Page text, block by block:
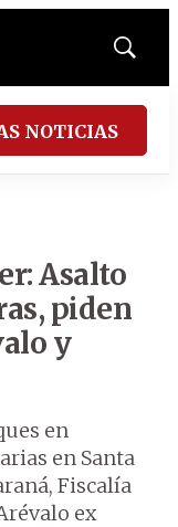
Mostrar
NOTICIAS
Asalto
piden
y
en
en Santa
Fiscalía
ex